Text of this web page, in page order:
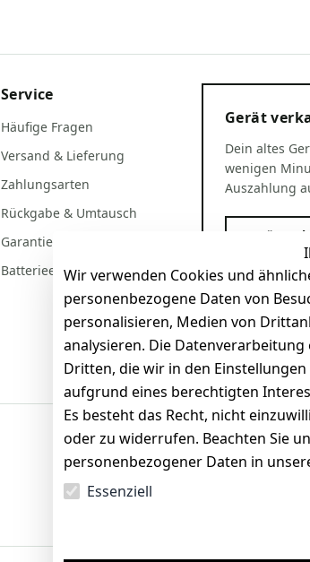
Wir verwenden Cookies und
personenbezogene Daten von
personalisieren, Medien von
analysieren. Die
Dritten, die wir in den
aufgrund eines berechtigten
Es besteht das Recht, nicht
oder zu widerrufen. Beachten Sie
personenbezogener Daten in
Essenziell
Service
Häufige Fragen
Versand & Lieferung
Zahlungsarten
Rückgabe & Umtausch
Garantiebedingungen
Batterieentsorgung
Gerät
Dein altes
wenigen
Auszahlung
Gerät
Sicherheit